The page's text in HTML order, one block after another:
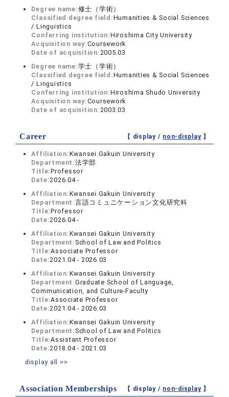
Degree name:修士（学術）
Classified degree field:Humanities & Social Sciences
/ Linguistics
Conferring institution:Hiroshima City University
Acquisition way:Coursework
Date of acquisition:2005.03
Degree name:学士（学術）
Classified degree field:Humanities & Social Sciences
/ Linguistics
Conferring institution:Hiroshima Shudo University
Acquisition way:Coursework
Date of acquisition:2003.03
Career 【 display / non-display】
Affiliation:Kwansei Gakuin University
Department:法学部
Title:Professor
Date:2026.04 -
Affiliation:Kwansei Gakuin University
Department:言語コミュニケーション文化研究科
Title:Professor
Date:2026.04 -
Affiliation:Kwansei Gakuin University
Department: School of Law and Politics
Title:Associate Professor
Date:2021.04 - 2026.03
Affiliation:Kwansei Gakuin University
Department:Graduate School of Language,
Communication, and Culture-Faculty
Title:Associate Professor
Date:2021.04 - 2026.03
Affiliation:Kwansei Gakuin University
Department: School of Law and Politics
Title:Assistant Professor
Date:2018.04 - 2021.03
display all >>
Association Memberships 【 display / non-display】